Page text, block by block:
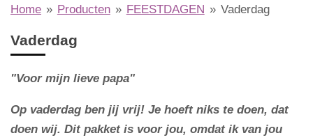
Home » Producten » FEESTDAGEN » Vaderdag
Vaderdag
"Voor mijn lieve papa"
Op vaderdag ben jij vrij! Je hoeft niks te doen, dat
doen wij. Dit pakket is voor jou, omdat ik van jou